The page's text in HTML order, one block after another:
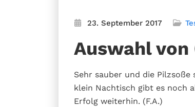
23. September 2017
Auswahl von
Sehr sauber und die
klein Nachtisch gibt es noch
Erfolg weiterhin. (F.A.)